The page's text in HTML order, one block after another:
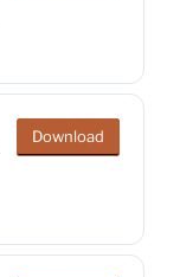
Download